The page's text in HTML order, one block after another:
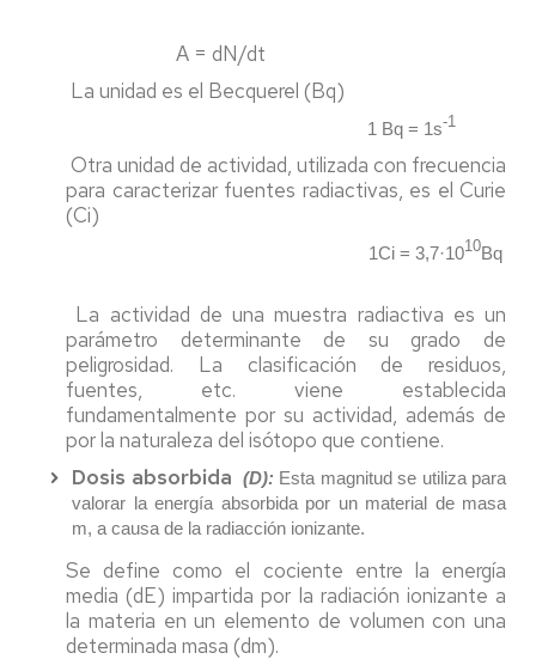
A = dN/dt
La unidad es el Becquerel (Bq)
1 Bq = 1s-1
Otra unidad de actividad, utilizada con frecuencia
para caracterizar fuentes radiactivas, es el Curie
(Ci)
1Ci = 3,7·1010Bq
La actividad de una muestra radiactiva es un
parámetro determinante de su grado de
peligrosidad. La clasificación de residuos,
fuentes, etc. viene establecida
fundamentalmente por su actividad, además de
por la naturaleza del isótopo que contiene.
Dosis absorbida
(D): Esta magnitud se utiliza para
valorar la energía absorbida por un material de masa
m, a causa de la radiacción ionizante.
Se define como el cociente entre la energía
media (dE) impartida por la radiación ionizante a
la materia en un elemento de volumen con una
determinada masa (dm).